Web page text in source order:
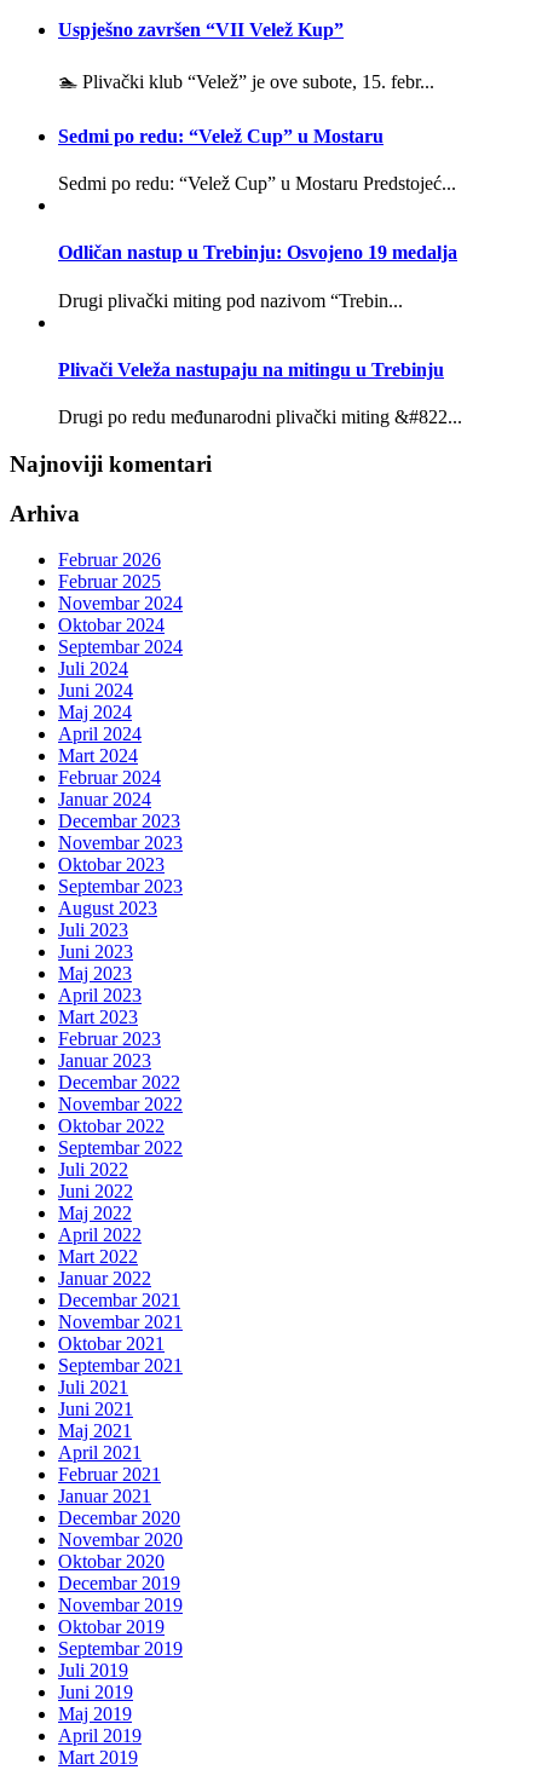
Uspješno završen “VII Velež Kup”
🏊 Plivački klub “Velež” je ove subote, 15. febr...
Sedmi po redu: “Velež Cup” u Mostaru
Sedmi po redu: “Velež Cup” u Mostaru Predstojeć...
Odličan nastup u Trebinju: Osvojeno 19 medalja
Drugi plivački miting pod nazivom “Trebin...
Plivači Veleža nastupaju na mitingu u Trebinju
Drugi po redu međunarodni plivački miting &#822...
Najnoviji komentari
Arhiva
Februar 2026
Februar 2025
Novembar 2024
Oktobar 2024
Septembar 2024
Juli 2024
Juni 2024
Maj 2024
April 2024
Mart 2024
Februar 2024
Januar 2024
Decembar 2023
Novembar 2023
Oktobar 2023
Septembar 2023
August 2023
Juli 2023
Juni 2023
Maj 2023
April 2023
Mart 2023
Februar 2023
Januar 2023
Decembar 2022
Novembar 2022
Oktobar 2022
Septembar 2022
Juli 2022
Juni 2022
Maj 2022
April 2022
Mart 2022
Januar 2022
Decembar 2021
Novembar 2021
Oktobar 2021
Septembar 2021
Juli 2021
Juni 2021
Maj 2021
April 2021
Februar 2021
Januar 2021
Decembar 2020
Novembar 2020
Oktobar 2020
Decembar 2019
Novembar 2019
Oktobar 2019
Septembar 2019
Juli 2019
Juni 2019
Maj 2019
April 2019
Mart 2019